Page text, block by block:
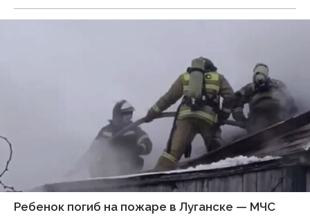
Ребенок погиб на пожаре в Луганске — МЧС